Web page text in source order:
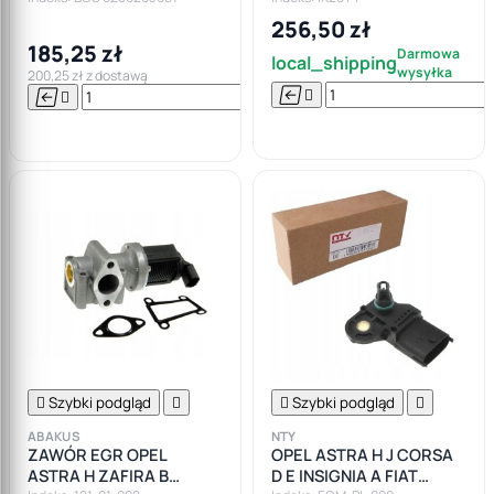
185,25 zł
200,25 zł z dostawą
  

Do
256,50 zł
local_shippingDarmowa
wysyłka
 
 Szybki podgląd 
ABAKUS
ZAWÓR EGR OPEL
ASTRA H ZAFIRA B
 Szybki podgląd 
NTY
OPEL ASTRA H J CORSA
D E INSIGNIA A FIAT